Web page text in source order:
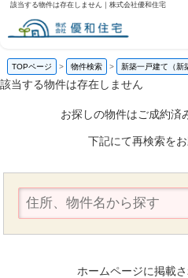
該当する物件は存在しません｜株式会社優和住宅
TOPページ 物件検索 新築一戸建て（新
該当する物件は存在しません
お探しの物件はご成約済
下記にて再検索をお
ホームページに掲載